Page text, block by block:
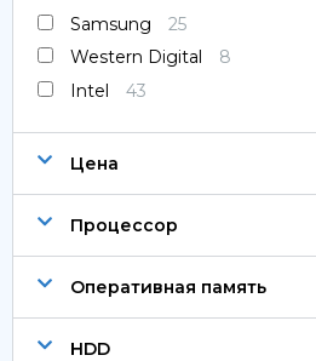
Samsung
25
Western Digital
8
Intel
43
Цена
Процессор
Оперативная память
HDD